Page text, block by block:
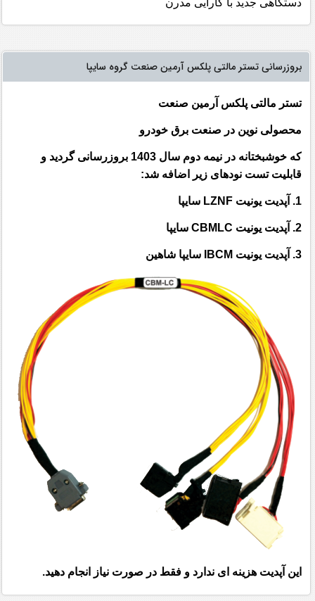
بروزرسانی تستر مالتی پلکس آرمین صنعت گروه سایپا
تستر مالتی پلکس آرمین صنعت
محصولی نوین در صنعت برق خودرو
که خوشبختانه در نیمه دوم سال 1403 بروزرسانی گردید و
قابلیت تست نودهای زیر اضافه شد:
1. آپدیت یونیت LZNF سایپا
2. آپدیت یونیت CBMLC سایپا
3. آپدیت یونیت IBCM سایپا شاهین
این آپدیت هزینه ای ندارد و فقط در صورت نیاز انجام دهید.